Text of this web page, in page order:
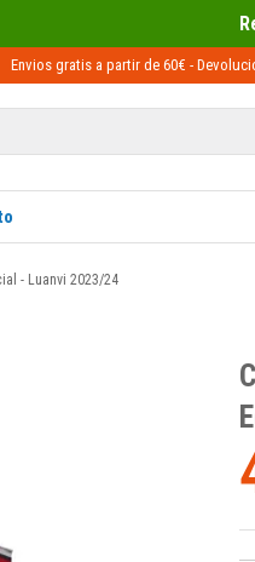
Recíbelo primero 📦
Envios gratis a partir de 60€ -
- Luanvi 2023/24